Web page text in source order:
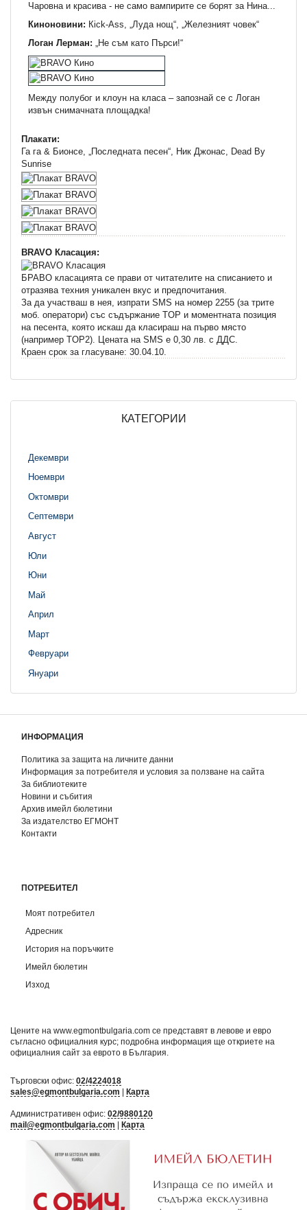
Чаровна и красива - не само вампирите се борят за Нина...
Киноновини: Кick-Ass, „Луда нощ“, „Железният човек“
Логан Лерман: „Не съм като Пърси!“
Между полубог и клоун на класа – запознай се с Логан
извън снимачната площадка!
Плакати:
Га га & Бионсе, „Последната песен“, Ник Джонас, Dead By
Sunrise
BRAVO Класация:
БРАВО класацията се прави от читателите на списанието и
отразява техния уникален вкус и предпочитания.
За да участваш в нея, изпрати SMS на номер 2255 (за трите
моб. оператори) със съдържание TOP и моментната позиция
на песента, която искаш да класираш на първо място
(например TOP2). Цената на SMS e 0,30 лв. с ДДС.
Краен срок за гласуване: 30.04.10.
КАТЕГОРИИ
Декември
Ноември
Октомври
Септември
Август
Юли
Юни
Май
Април
Март
Февруари
Януари
ИНФОРМАЦИЯ
Политика за защита на личните данни
Информация за потребителя и условия за ползване на сайта
За библиотеките
Новини и събития
Архив имейл бюлетини
За издателство ЕГМОНТ
Контакти
ПОТРЕБИТЕЛ
Моят потребител
Адресник
История на поръчките
Имейл бюлетин
Изход
Цените на www.egmontbulgaria.com се представят в левове и евро
съгласно официалния курс; подробна информация ще откриете на
официалния сайт за еврото в България
Търговски офис: 02/4224018
sales@egmontbulgaria.com
Карта
Административен офис: 02/9880120
mail@egmontbulgaria.com
Карта